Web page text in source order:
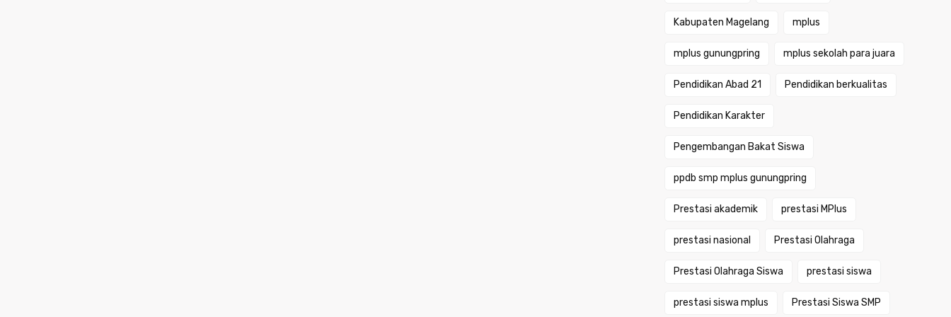
Kabupaten Magelang mplus
mplus gunungpring mplus sekolah para juara
Pendidikan Abad 21 Pendidikan berkualitas
Pendidikan Karakter
Pengembangan Bakat Siswa
ppdb smp mplus gunungpring
Prestasi akademik prestasi MPlus
prestasi nasional Prestasi Olahraga
Prestasi Olahraga Siswa prestasi siswa
prestasi siswa mplus Prestasi Siswa SMP